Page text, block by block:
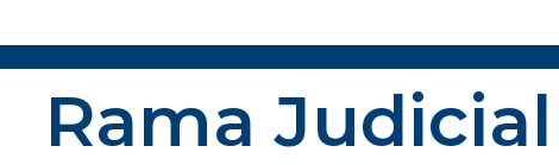
Rama Judicial